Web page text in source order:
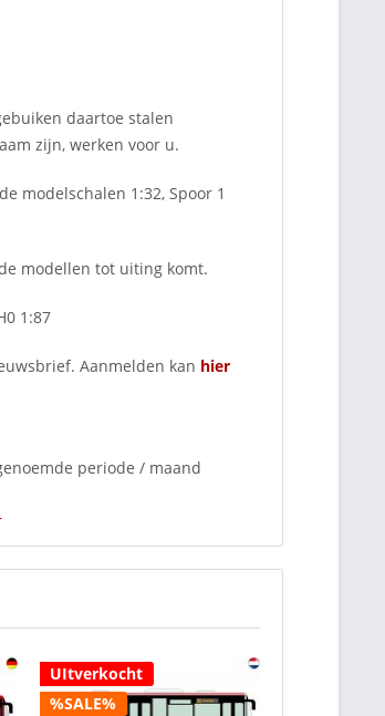
daartoe stalen
zijn, werken voor u.
modelschalen 1:32, Spoor 1
modellen tot uiting komt.
1:87
Aanmelden kan hier
periode / maand
UItverkocht
%SALE%